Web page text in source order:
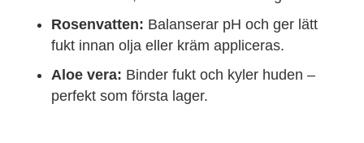
Rosenvatten: Balanserar pH och ger lätt
fukt innan olja eller kräm appliceras.
Aloe vera: Binder fukt och kyler huden –
perfekt som första lager.